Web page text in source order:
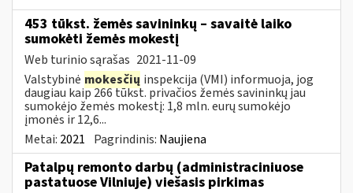
453 tūkst. žemės savininkų – savaitė laiko
sumokėti žemės mokestį
Web turinio sąrašas 2021-11-09
Valstybinė mokesčių inspekcija (VMI) informuoja, jog
daugiau kaip 266 tūkst. privačios žemės savininkų jau
sumokėjo žemės mokestį: 1,8 mln. eurų sumokėjo
įmonės ir 12,6...
Metai: 2021 Pagrindinis: Naujiena
Patalpų remonto darbų (administraciniuose
pastatuose Vilniuje) viešasis pirkimas